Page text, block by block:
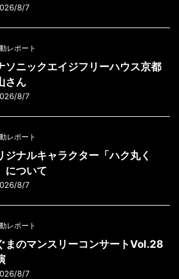
8/7
レポート
ソニックエイジフリーハウス京都
さん
8/7
レポート
ジナルキャラクター「ハク丸く
について
8/7
レポート
まのマンスリーコンサートVol.28
8/7